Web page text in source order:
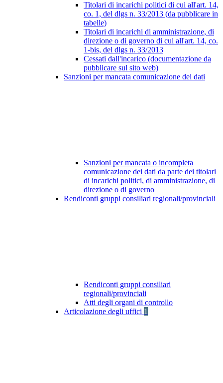
Titolari di incarichi politici di cui all'art. 14,
co. 1, del dlgs n. 33/2013 (da pubblicare in
tabelle)
Titolari di incarichi di amministrazione, di
direzione o di governo di cui all'art. 14, co.
1-bis, del dlgs n. 33/2013
Cessati dall'incarico (documentazione da
pubblicare sul sito web)
Sanzioni per mancata comunicazione dei dati
Sanzioni per mancata o incompleta
comunicazione dei dati da parte dei titolari
di incarichi politici, di amministrazione, di
direzione o di governo
Rendiconti gruppi consiliari regionali/provinciali
Rendiconti gruppi consiliari
regionali/provinciali
Atti degli organi di controllo
Articolazione degli uffici 1